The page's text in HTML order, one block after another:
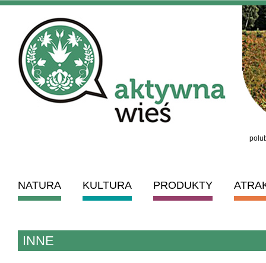
NATURA KULTURA PRODUKTY
INNE